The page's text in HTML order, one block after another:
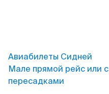
Авиабилеты Сидней
Мале прямой рейс или с
пересадками